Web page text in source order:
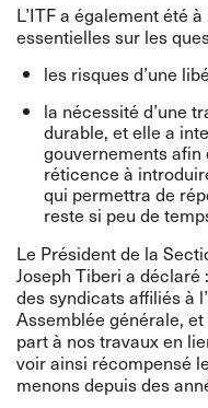
L’ITF a également été
essentielles sur les
les risques d’une
la nécessité d’une
durable, et elle a
gouvernements
réticence à
qui permettra de
reste si peu de
Le Président de la
Joseph Tiberi a déclaré
des syndicats affiliés à
Assemblée générale,
part à nos travaux en
voir ainsi récompensé
menons depuis des